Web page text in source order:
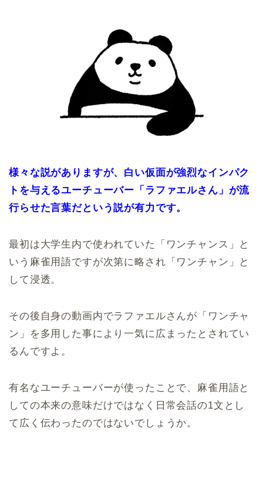
様々な説がありますが、白い仮面が強烈なインパク
トを与えるユーチューバー「ラファエルさん」が流
行らせた言葉だという説が有力です。
最初は大学生内で使われていた「ワンチャンス」と
いう麻雀用語ですが次第に略され「ワンチャン」と
して浸透。
その後自身の動画内でラファエルさんが「ワンチャ
ン」を多用した事により一気に広まったとされてい
るんですよ。
有名なユーチューバーが使ったことで、麻雀用語と
しての本来の意味だけではなく日常会話の1文とし
て広く伝わったのではないでしょうか。